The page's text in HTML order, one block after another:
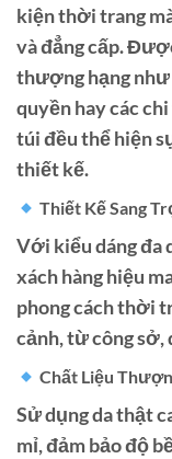
kiện thời trang
và đẳng cấp.
thượng hạng như
quyền hay các
túi đều thể hiện
thiết kế.
Thiết Kế Sang
Với kiểu dáng đa
xách hàng hiệu
phong cách thời
cảnh, từ công sở,
Chất Liệu
Sử dụng da thật
mỉ, đảm bảo độ